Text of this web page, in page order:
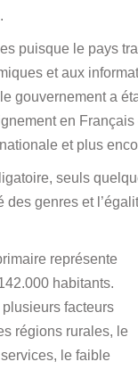
puisque le pays
et aux
gouvernement a
en
et plus
seuls
des genres et
représente
habitants.
facteurs
régions rurales, le
le faible